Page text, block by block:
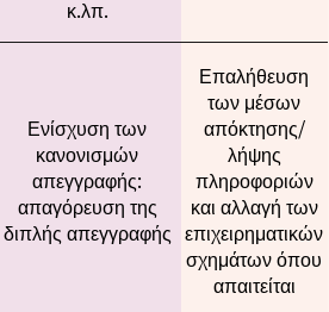
κ.λπ.
Ενίσχυση των
κανονισμών
απεγγραφής:
απαγόρευση της
διπλής απεγγραφής
Επαλήθευση
των μέσων
απόκτησης/
λήψης
πληροφοριών
και αλλαγή των
επιχειρηματικών
σχημάτων όπου
απαιτείται